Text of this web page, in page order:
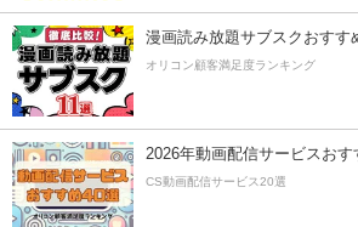
漫画読み放題サブスクおすす
オリコン顧客満足度ランキング
2026年動画配信サービスおす
CS動画配信サービス20選